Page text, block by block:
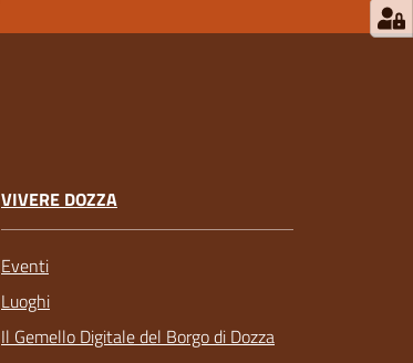
VIVERE DOZZA
Eventi
Luoghi
Il Gemello Digitale del Borgo di Dozza